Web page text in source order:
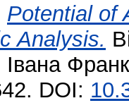
Potential of
Analysis.
Івана
DOI: